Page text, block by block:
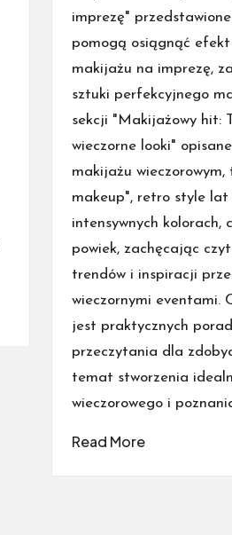
imprezę"
pomogą osiągnąć efekt
makijażu na imprezę,
sztuki perfekcyjnego
sekcji "Makijażowy hit:
wieczorne looki"
makijażu
makeup", retro style lat
intensywnych kolorach,
powiek, zachęcając
trendów i inspiracji
wieczornymi eventami.
jest praktycznych
przeczytania dla
temat stworzenia
wieczorowego i
Read More